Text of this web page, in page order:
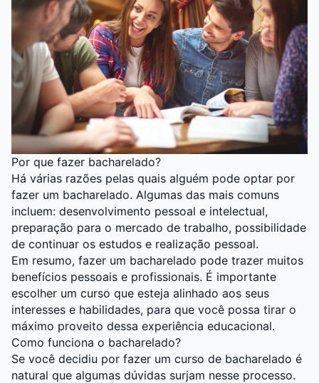
Por que fazer bacharelado?
Há várias razões pelas quais alguém pode optar por
fazer um bacharelado. Algumas das mais comuns
incluem: desenvolvimento pessoal e intelectual,
preparação para o mercado de trabalho, possibilidade
de continuar os estudos e realização pessoal.
Em resumo, fazer um bacharelado pode trazer muitos
benefícios pessoais e profissionais. É importante
escolher um curso que esteja alinhado aos seus
interesses e habilidades, para que você possa tirar o
máximo proveito dessa experiência educacional.
Como funciona o bacharelado?
Se você decidiu por fazer um curso de bacharelado é
natural que algumas dúvidas surjam nesse processo.